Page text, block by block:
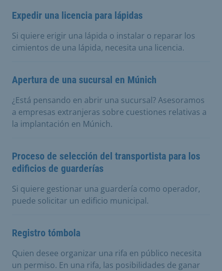
Expedir una licencia para lápidas
Si quiere erigir una lápida o instalar o reparar los
cimientos de una lápida, necesita una licencia.
Apertura de una sucursal en Múnich
¿Está pensando en abrir una sucursal? Asesoramos
a empresas extranjeras sobre cuestiones relativas a
la implantación en Múnich.
Proceso de selección del transportista para los
edificios de guarderías
Si quiere gestionar una guardería como operador,
puede solicitar un edificio municipal.
Registro tómbola
Quien desee organizar una rifa en público necesita
un permiso. En una rifa, las posibilidades de ganar